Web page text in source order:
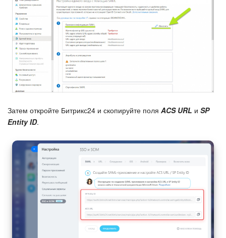
Затем откройте Битрикс24 и скопируйте поля ACS URL и SP
Entity ID.